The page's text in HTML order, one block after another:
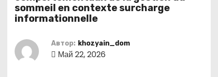
sommeil en contexte surcharge
informationnelle
Автор: khozyain_dom
Май 22, 2026